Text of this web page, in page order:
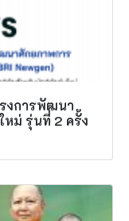
งการพัฒนา
ม่ รุ่นที่ 2 ครั้ง